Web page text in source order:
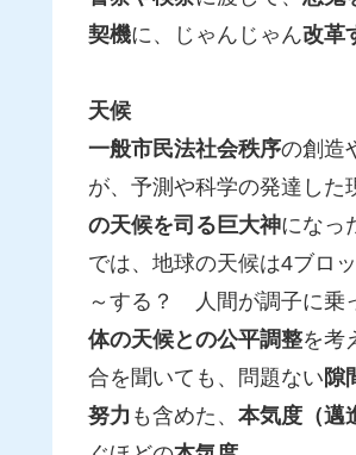
契機に、じゃんじゃん改革
天候
一般市民法社会秩序の創造
が、予測や科学の発達した
の天候を司る巨大神になっ
では、地球の天候は4ブロ
～する？ 人間が調子に乗
体の天候との公平調整を考
合を聞いても、問題ない 隙
努力 も含めた、 本気度（邁